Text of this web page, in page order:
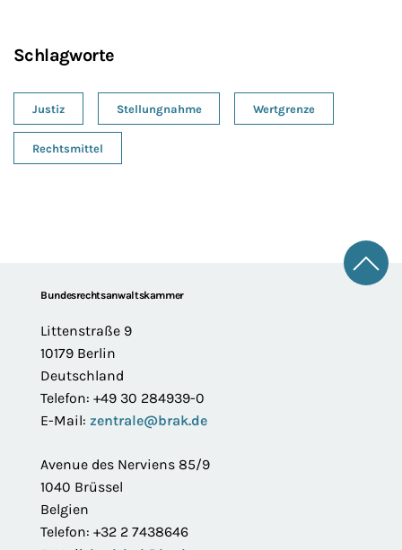
Schlagworte
Justiz Stellungnahme Wertgrenze
Rechtsmittel
FooterBundesrechtsanwaltskammer
Littenstraße 9
10179 Berlin
Deutschland
Telefon: +49 30 284939-0
E-Mail: zentrale@brak.de
Avenue des Nerviens 85/9
1040 Brüssel
Belgien
Telefon: +32 2 7438646